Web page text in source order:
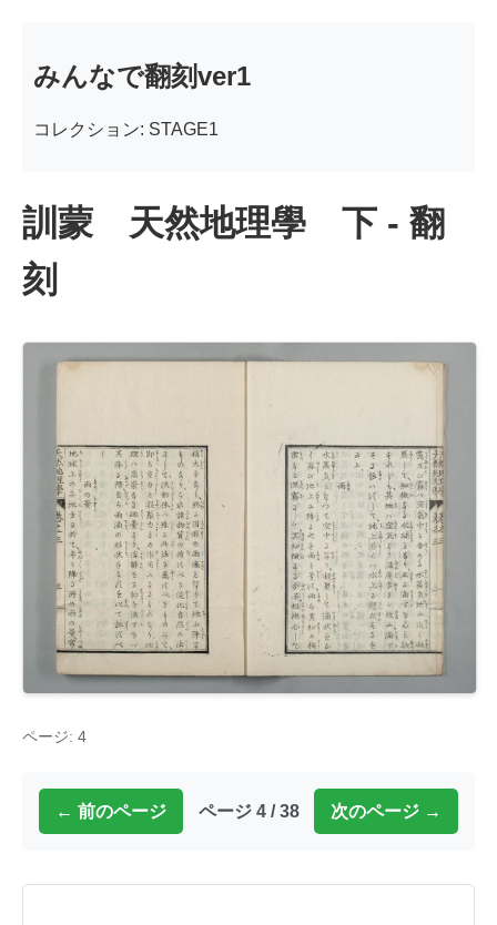
みんなで翻刻ver1
コレクション: STAGE1
訓蒙 天然地理學 下 - 翻
刻
ページ: 4
← 前のページ ページ 4 / 38 次のページ →